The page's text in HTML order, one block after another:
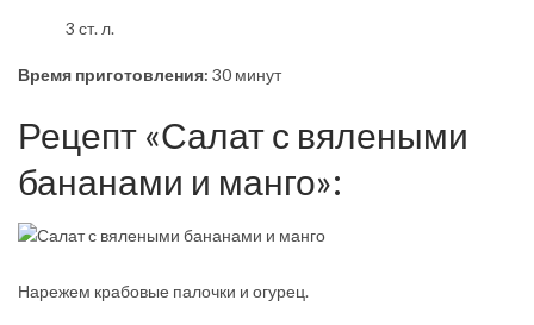
3 ст. л.
Время приготовления: 30 минут
Рецепт «Салат с вялеными
бананами и манго»:
Нарежем крабовые палочки и огурец.